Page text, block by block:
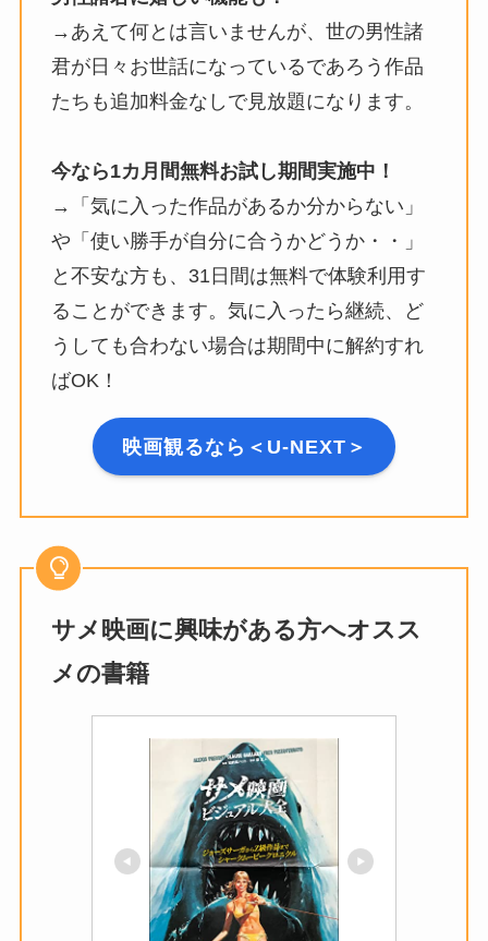
→あえて何とは言いませんが、世の男性諸
君が日々お世話になっているであろう作品
たちも追加料金なしで見放題になります。
今なら1カ月間無料お試し期間実施中！
→「気に入った作品があるか分からない」
や「使い勝手が自分に合うかどうか・・」
と不安な方も、31日間は無料で体験利用す
ることができます。気に入ったら継続、ど
うしても合わない場合は期間中に解約すれ
ばOK！
映画観るなら＜U-NEXT＞
サメ映画に興味がある方へオスス
メの書籍